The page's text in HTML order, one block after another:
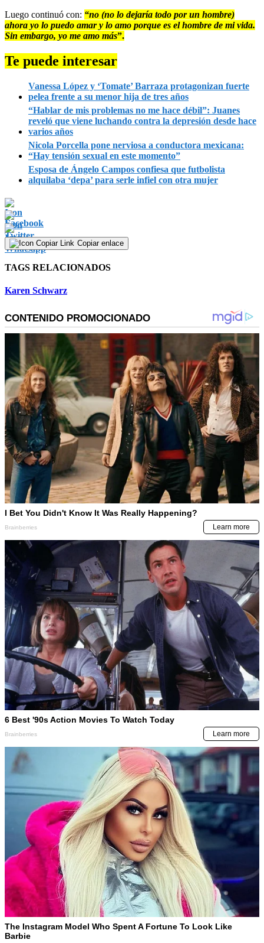
Luego continuó con: “no (no lo dejaría todo por un hombre)
ahora yo lo puedo amar y lo amo porque es el hombre de mi vida.
Sin embargo, yo me amo más”.
Te puede interesar
Vanessa López y ‘Tomate’ Barraza protagonizan fuerte
pelea frente a su menor hija de tres años
“Hablar de mis problemas no me hace débil”: Juanes
reveló que viene luchando contra la depresión desde hace
varios años
Nicola Porcella pone nerviosa a conductora mexicana:
“Hay tensión sexual en este momento”
Esposa de Ángelo Campos confiesa que futbolista
alquilaba ‘depa’ para serle infiel con otra mujer
Copiar enlace
TAGS RELACIONADOS
Karen Schwarz